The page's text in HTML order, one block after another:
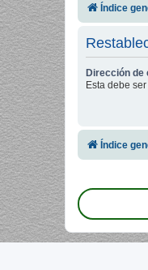
Índice
Dirección
Esta debe
Índice